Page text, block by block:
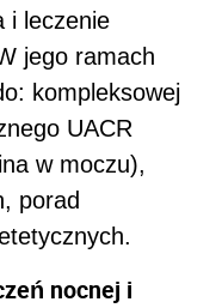
i leczenie
jego ramach
kompleksowej
UACR
w moczu),
porad
nocnej i